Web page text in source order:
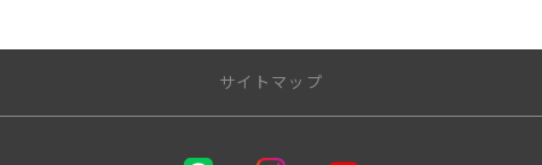
サイトマップ